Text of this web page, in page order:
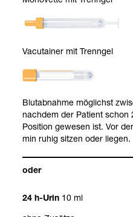
Vacu­tai­ner mit Trenn­gel
Blut­ab­nahme mög­lichst
nach­dem der Pati­ent schon
Posi­tion gewe­sen ist. Vor
min ruhig sit­zen oder lie­gen.
oder
24 h-​Urin 10 ml